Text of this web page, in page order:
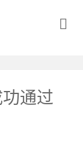
通过